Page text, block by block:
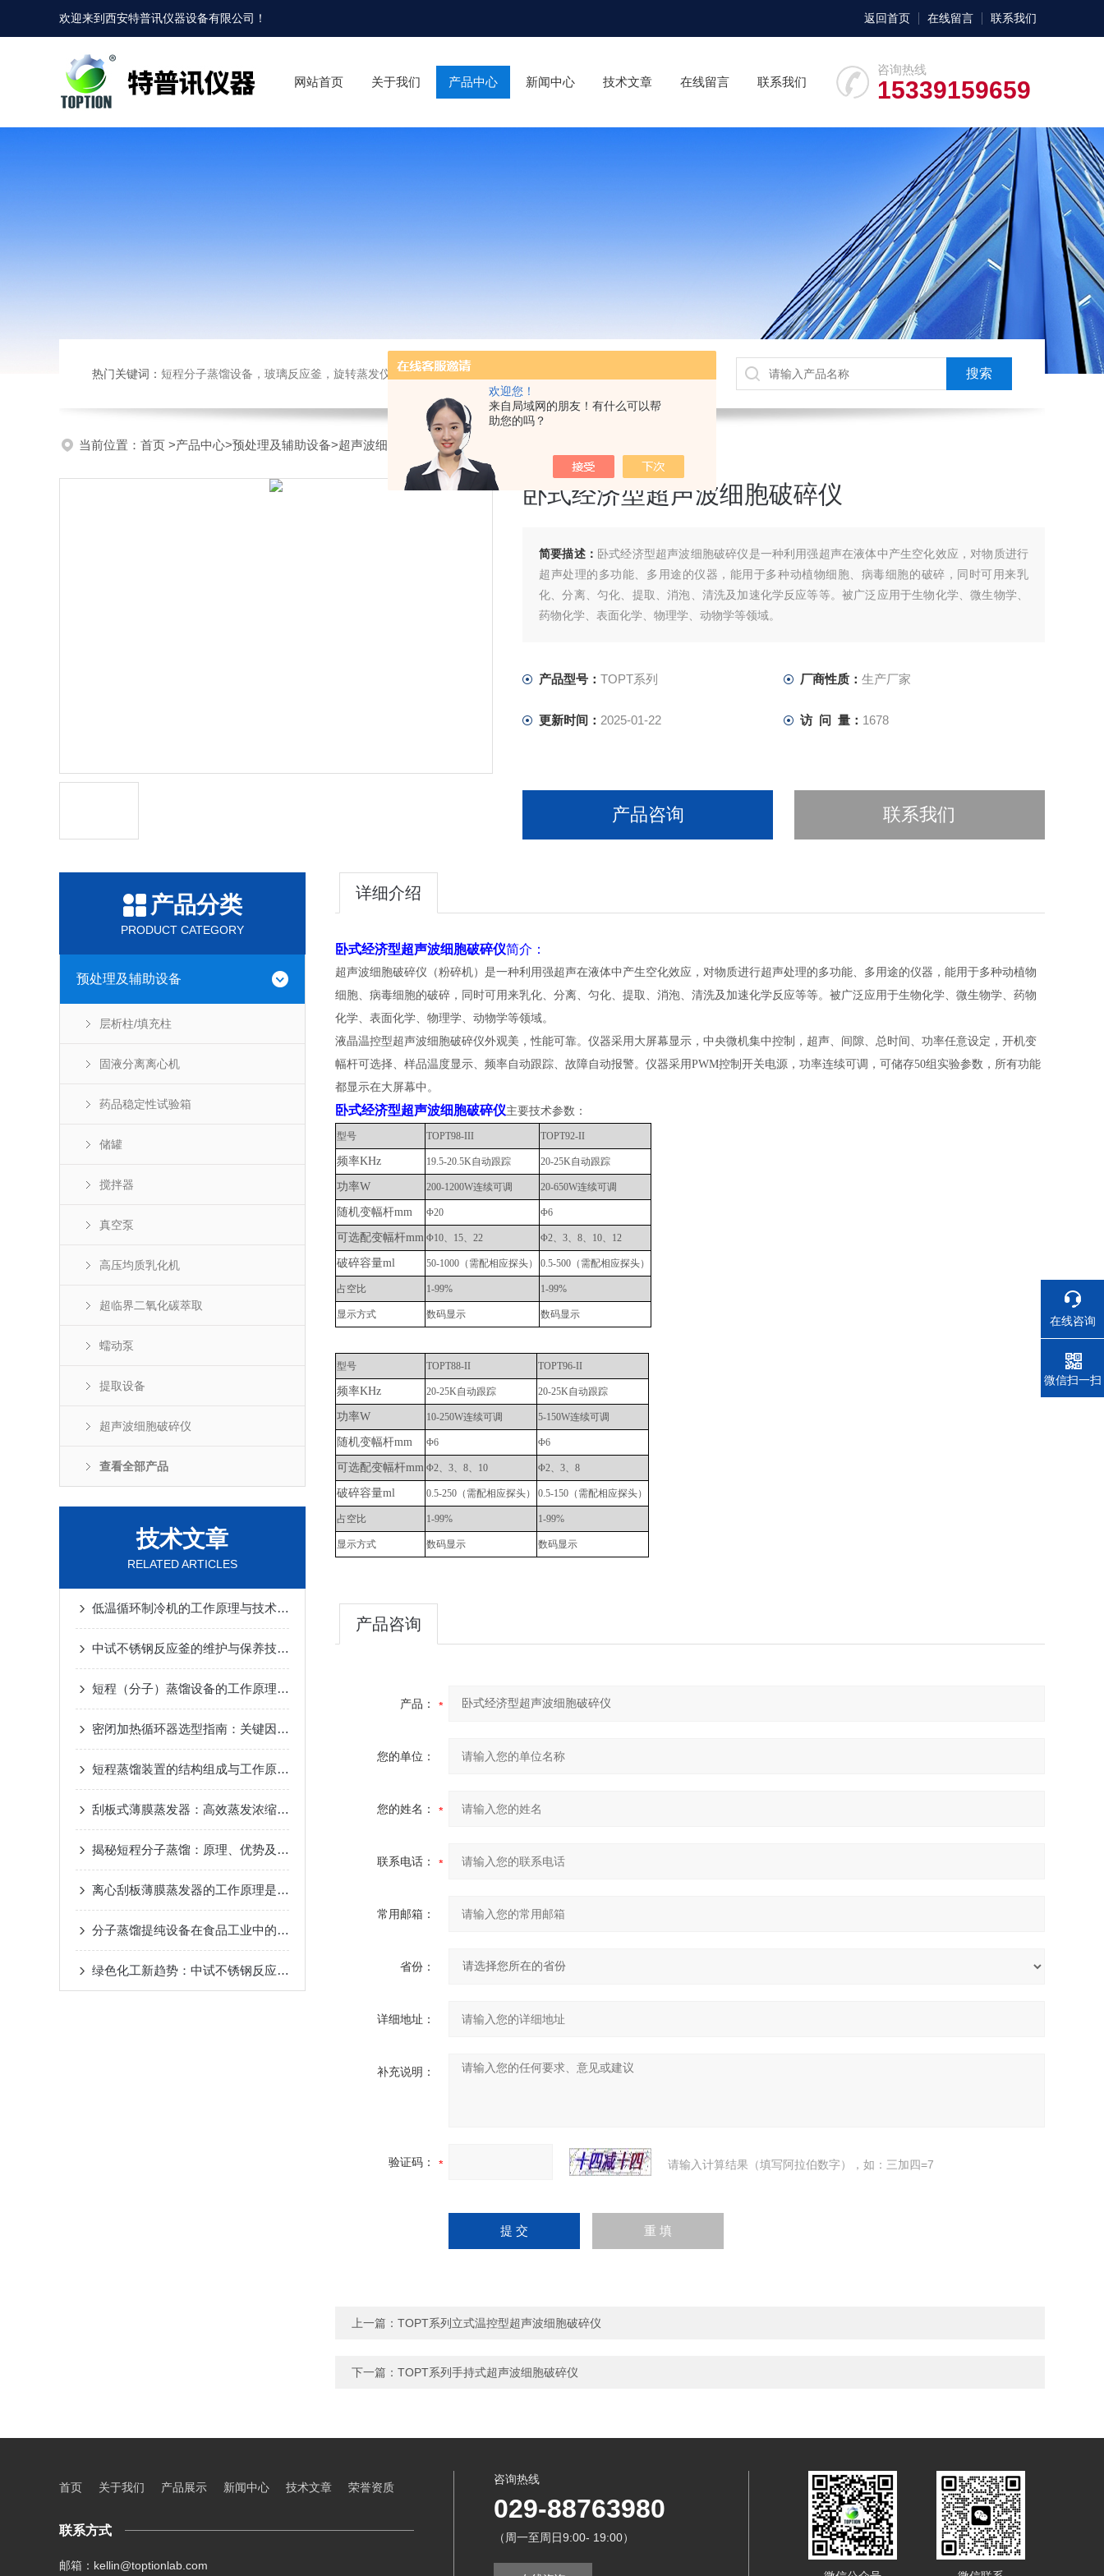
欢迎您！
来自局域网的朋友！有什么可以帮
助您的吗？
欢迎来到西安特普讯仪器设备有限公司 ！ 返回首页 在线留言 联系我们
咨询热线
15339159659
网站首页 关于我们 产品中心 新闻中心 技术文章 在线留言 联系我们
热门关键词： 短程分子蒸馏设备，玻璃反应釜，旋转蒸发仪，超声波破碎，恒温设备，喷雾干燥仪
当前位置： 首页 >产品中心>预处理及辅助设备>超声波细胞破碎仪>TOPT系列卧式经济型超声波细胞破碎仪
卧式经济型超声波细胞破碎仪
简要描述： 卧式经济型超声波细胞破碎仪是一种利用强超声在液体中产生空化效应，对物质进行
超声处理的多功能、多用途的仪器，能用于多种动植物细胞、病毒细胞的破碎，同时可用来乳
化、分离、匀化、提取、消泡、清洗及加速化学反应等等。被广泛应用于生物化学、微生物学、
药物化学、表面化学、物理学、动物学等领域。
产品型号： TOPT系列 厂商性质： 生产厂家
更新时间： 2025-01-22 访 问 量： 1678
产品咨询 联系我们
产品分类
PRODUCT CATEGORY
预处理及辅助设备
层析柱/填充柱
固液分离离心机
药品稳定性试验箱
储罐
搅拌器
真空泵
高压均质乳化机
超临界二氧化碳萃取
蠕动泵
提取设备
超声波细胞破碎仪
查看全部产品
技术文章
RELATED ARTICLES
低温循环制冷机的工作原理与技术优势 2025-02-14
中试不锈钢反应釜的维护与保养技巧 2025-01-10
短程（分子）蒸馏设备的工作原理及应用
密闭加热循环器选型指南：关键因素与考量
短程蒸馏装置的结构组成与工作原理
刮板式薄膜蒸发器：高效蒸发浓缩设备的深度解析 2024-10-15
揭秘短程分子蒸馏：原理、优势及未来发展趋势
离心刮板薄膜蒸发器的工作原理是什么？
分子蒸馏提纯设备在食品工业中的应用
绿色化工新趋势：中试不锈钢反应釜的环保应用 2024-08-21
详细介绍
卧式经济型超声波细胞破碎仪简介：
超声波细胞破碎仪（粉碎机）是一种利用强超声在液体中产生空化效应，对物质进行超声处理的多功能、多用途的仪器，能用于多种动植物
细胞、病毒细胞的破碎，同时可用来乳化、分离、匀化、提取、消泡、清洗及加速化学反应等等。被广泛应用于生物化学、微生物学、药物
化学、表面化学、物理学、动物学等领域。
液晶温控型超声波细胞破碎仪外观美，性能可靠。仪器采用大屏幕显示，中央微机集中控制，超声、间隙、总时间、功率任意设定，开机变
幅杆可选择、样品温度显示、频率自动跟踪、故障自动报警。仪器采用PWM控制开关电源，功率连续可调，可储存50组实验参数，所有功能
都显示在大屏幕中。
卧式经济型超声波细胞破碎仪主要技术参数：
型号 TOPT98-III TOPT92-II
频率KHz 19.5-20.5K自动跟踪 20-25K自动跟踪
功率W 200-1200W连续可调 20-650W连续可调
随机变幅杆mm Φ20 Φ6
可选配变幅杆mm Φ10、15、22 Φ2、3、8、10、12
破碎容量ml 50-1000（需配相应探头） 0.5-500（需配相应探头）
占空比 1-99% 1-99%
显示方式 数码显示 数码显示
型号 TOPT88-II TOPT96-II
频率KHz 20-25K自动跟踪 20-25K自动跟踪
功率W 10-250W连续可调 5-150W连续可调
随机变幅杆mm Φ6 Φ6
可选配变幅杆mm Φ2、3、8、10 Φ2、3、8
破碎容量ml 0.5-250（需配相应探头） 0.5-150（需配相应探头）
占空比 1-99% 1-99%
显示方式 数码显示 数码显示
产品咨询
产品：
您的单位：
您的姓名：
联系电话：
常用邮箱：
省份：
详细地址：
补充说明：
验证码： 请输入计算结果（填写阿拉伯数字），如：三加四=7
上一篇： TOPT系列立式温控型超声波细胞破碎仪
下一篇： TOPT系列手持式超声波细胞破碎仪
首页 关于我们 产品展示 新闻中心 技术文章 荣誉资质
联系方式
邮箱：kellin@toptionlab.com
咨询热线
029-88763980
（周一至周日9:00- 19:00）
在线咨询
电话
微信扫一扫